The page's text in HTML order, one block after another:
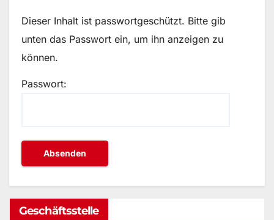
Dieser Inhalt ist passwortgeschützt. Bitte gib
unten das Passwort ein, um ihn anzeigen zu
können.
Passwort:
Geschäftsstelle